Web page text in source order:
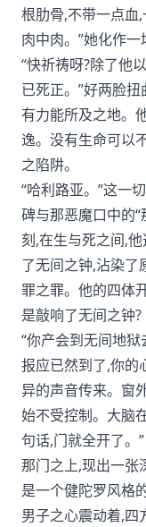
根肋骨,不带一点血
肉中肉。”她化作一
“快祈祷呀?除了他
已死正。”好两脸
有力能所及之地。
逸。没有生命可以
之陷阱。
“哈利路亚。”这一
碑与那恶魔口中的
刻,在生与死之间,
了无间之钟,沾染了
罪之罪。他的四体
是敲响了无间之钟?
“你产会到无间地
报应已然到了,你的
异的声音传来。窗
始不受控制。大脑
句话,门就全开了。”
那门之上,现出一张
是一个健陀罗风格
男子之心震动着,四